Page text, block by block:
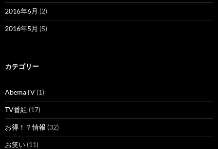
2016年6月 (2)
2016年5月 (5)
カテゴリー
AbemaTV (1)
TV番組 (17)
お得！？情報 (32)
お笑い (11)